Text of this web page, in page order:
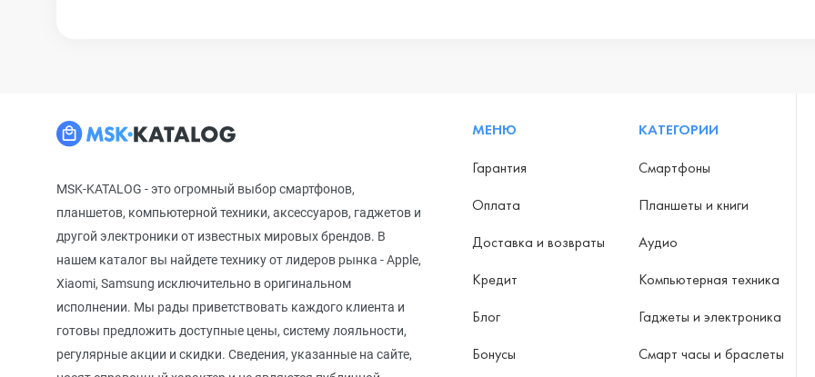
MSK-KATALOG - это огромный выбор смартфонов,
планшетов, компьютерной техники, аксессуаров, гаджетов и
другой электроники от известных мировых брендов. В
нашем каталог вы найдете технику от лидеров рынка - Apple,
Xiaomi, Samsung исключительно в оригинальном
исполнении. Мы рады приветствовать каждого клиента и
готовы предложить доступные цены, систему лояльности,
регулярные акции и скидки. Сведения, указанные на сайте,
МЕНЮ
Гарантия
Оплата
Доставка и возвраты
Кредит
Блог
Бонусы
КАТЕГОРИИ
Смартфоны
Планшеты и книги
Аудио
Компьютерная техника
Гаджеты и электроника
Смарт часы и браслеты